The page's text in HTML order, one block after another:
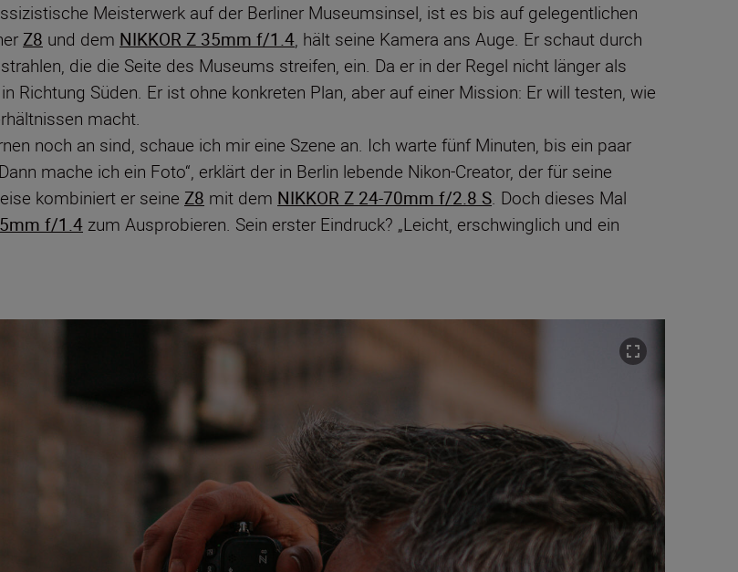
Meisterwerk auf der Berliner Museumsinsel, ist es bis auf gelegentlichen
Z8 und dem NIKKOR Z 35mm f/1.4, hält seine Kamera ans Auge. Er schaut durch
die die Seite des Museums streifen, ein. Da er in der Regel nicht länger als
Richtung Süden. Er ist ohne konkreten Plan, aber auf einer Mission: Er will testen, wie
macht.
noch an sind, schaue ich mir eine Szene an. Ich warte fünf Minuten, bis ein paar
mache ich ein Foto“, erklärt der in Berlin lebende Nikon-Creator, der für seine
kombiniert er seine Z8 mit dem NIKKOR Z 24-70mm f/2.8 S. Doch dieses Mal
f/1.4 zum Ausprobieren. Sein erster Eindruck? „Leicht, erschwinglich und ein